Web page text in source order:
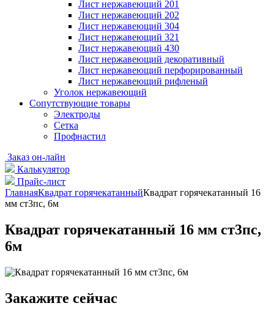
Лист нержавеющий 201
Лист нержавеющий 202
Лист нержавеющий 304
Лист нержавеющий 321
Лист нержавеющий 430
Лист нержавеющий декоративный
Лист нержавеющий перфорированный
Лист нержавеющий рифленый
Уголок нержавеющий
Cопутствующие товары
Электроды
Сетка
Профнастил
Заказ он-лайн
Калькулятор
Прайс-лист
ГлавнаяКвадрат горячекатанныйКвадрат горячекатанный 16
мм ст3пс, 6м
Квадрат горячекатанный 16 мм ст3пс,
6м
Закажите сейчас